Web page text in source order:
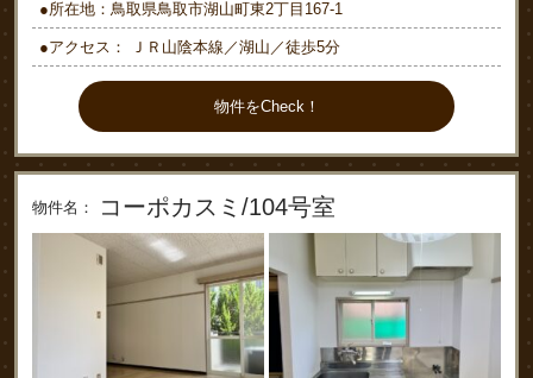
●所在地：鳥取県鳥取市湖山町東2丁目167-1
●アクセス： ＪＲ山陰本線／湖山／徒歩5分
物件をCheck！
物件名： コーポカスミ/104号室